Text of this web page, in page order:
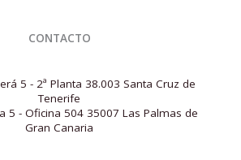
CONTACTO
5 - 2ª Planta 38.003 Santa Cruz de
Tenerife
5 - Oficina 504 35007 Las Palmas de
Gran Canaria